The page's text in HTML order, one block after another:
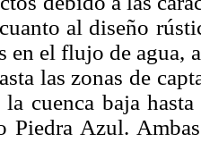
al diseño
en el flujo de agua,
las zonas de
cuenca baja
Piedra Azul.